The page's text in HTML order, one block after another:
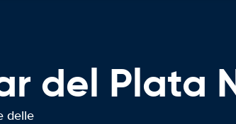
del Plata
delle